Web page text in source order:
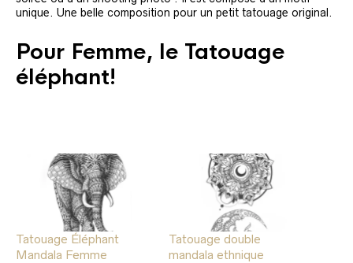
unique. Une belle composition pour un petit tatouage original.
Pour Femme, le Tatouage
éléphant!
Tatouage Éléphant
Mandala Femme
Tatouage double
mandala ethnique